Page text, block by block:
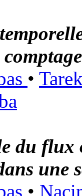
•
du flux
une
•